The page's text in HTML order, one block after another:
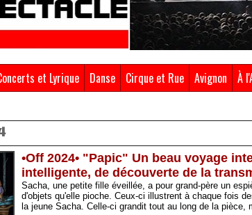
et Lyrique Danse Cirque et Rue Avignon À
•Off 2024• "Papic" Un beau voyage
intelligente, de découverte de la
Sacha, une petite fille éveillée, a pour grand-père un
d'objets qu'elle pioche. Ceux-ci illustrent à chaque fois
la jeune Sacha. Celle-ci grandit tout au long de la